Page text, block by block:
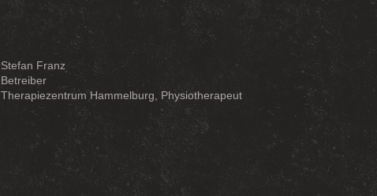
Stefan Franz
Betreiber
Therapiezentrum Hammelburg, Physiotherapeut